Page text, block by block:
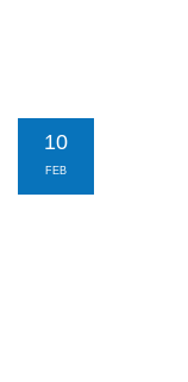
10
FEB